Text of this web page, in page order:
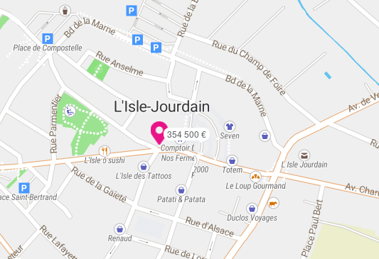
354 500 €